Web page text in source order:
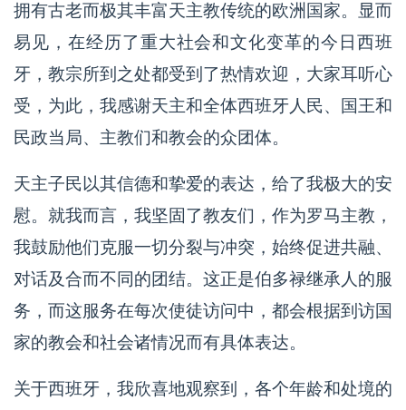
拥有古老而极其丰富天主教传统的欧洲国家。显而
易见，在经历了重大社会和文化变革的今日西班
牙，教宗所到之处都受到了热情欢迎，大家耳听心
受，为此，我感谢天主和全体西班牙人民、国王和
民政当局、主教们和教会的众团体。
天主子民以其信德和挚爱的表达，给了我极大的安
慰。就我而言，我坚固了教友们，作为罗马主教，
我鼓励他们克服一切分裂与冲突，始终促进共融、
对话及合而不同的团结。这正是伯多禄继承人的服
务，而这服务在每次使徒访问中，都会根据到访国
家的教会和社会诸情况而有具体表达。
关于西班牙，我欣喜地观察到，各个年龄和处境的